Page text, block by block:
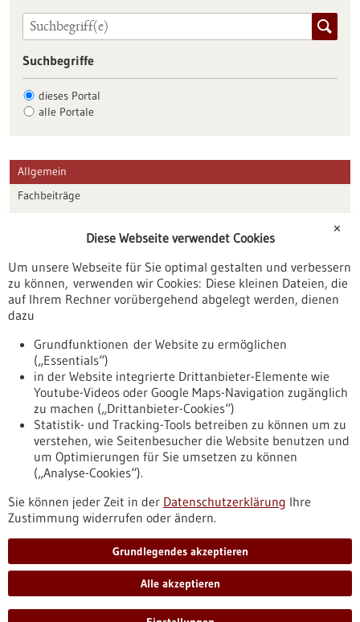
Suchbegriffe
dieses Portal
alle Portale
Allgemein
Fachbeiträge
Veranstaltungen
Erscheinungsdatum
Nach oben
Informiert bleiben
Newsletter abonnieren
✕
Diese Webseite verwendet Cookies
Um unsere Webseite für Sie optimal gestalten und verbessern
zu können, verwenden wir Cookies: Diese kleinen Dateien, die
auf Ihrem Rechner vorübergehend abgelegt werden, dienen
dazu
Grundfunktionen der Website zu ermöglichen
(„Essentials“)
in der Website integrierte Drittanbieter-Elemente wie
Youtube-Videos oder Google Maps-Navigation zugänglich
zu machen („Drittanbieter-Cookies“)
Statistik- und Tracking-Tools betreiben zu können um zu
verstehen, wie Seitenbesucher die Website benutzen und
um Optimierungen für Sie umsetzen zu können
(„Analyse-Cookies“).
Sie können jeder Zeit in der Datenschutzerklärung Ihre
Zustimmung widerrufen oder ändern.
Grundlegendes akzeptieren
Alle akzeptieren